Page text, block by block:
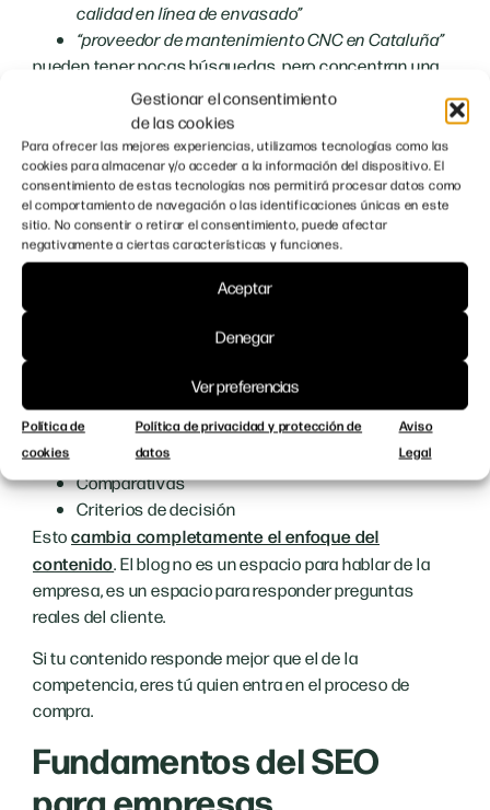
Gestionar el consentimiento
de las cookies
Para ofrecer las mejores experiencias, utilizamos tecnologías como las
cookies para almacenar y/o acceder a la información del dispositivo. El
consentimiento de estas tecnologías nos permitirá procesar datos como
el comportamiento de navegación o las identificaciones únicas en este
sitio. No consentir o retirar el consentimiento, puede afectar
negativamente a ciertas características y funciones.
Aceptar
Denegar
Ver preferencias
Política de
cookies
Política de privacidad y protección de
datos
Aviso
Legal
calidad en línea de envasado”
“proveedor de mantenimiento CNC en Cataluña”
pueden tener pocas búsquedas, pero concentran una
intención de compra muy alta.
Trabajar keywords largas, técnicas y específicas
permite conectar con usuarios que ya están evaluando
soluciones, no simplemente explorando.
El comprador busca
soluciones, no marcas
industrial no busca empresas por su nombre.
Problemas
Necesidades
Comparativas
Criterios de decisión
Estocambia completamente el enfoque del
contenido. El blog no es un espacio para hablar de la
empresa, es un espacio para responder preguntas
reales del cliente.
Si tu contenido responde mejor que el de la
competencia, eres tú quien entra en el proceso de
compra.
Fundamentos del SEO